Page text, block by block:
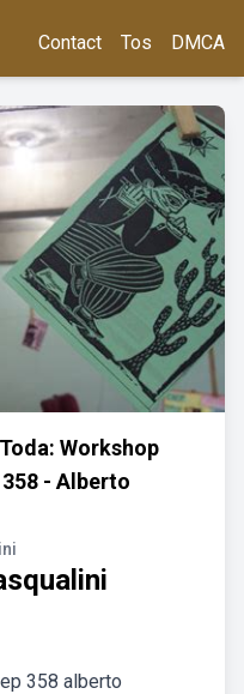
Contact Tos DMCA
Workshop
- Alberto
358 alberto